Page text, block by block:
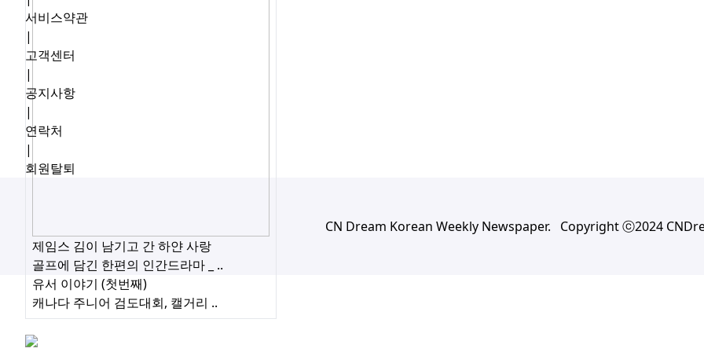
제임스 김이 남기고 간 하얀 사랑
골프에 담긴 한편의 인간드라마 _ ..
유서 이야기 (첫번째)
캐나다 주니어 검도대회, 캘거리 ..
서비스약관
|
고객센터
|
공지사항
|
연락처
|
회원탈퇴
CN Dream Korean Weekly Newspaper. Copyright ⓒ2024